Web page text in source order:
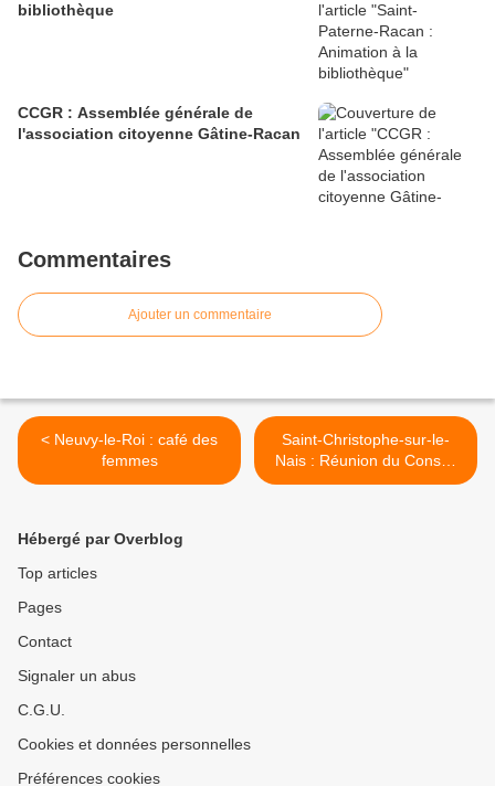
bibliothèque
CCGR : Assemblée générale de
l'association citoyenne Gâtine-Racan
Commentaires
Ajouter un commentaire
< Neuvy-le-Roi : café des
femmes
Saint-Christophe-sur-le-
Nais : Réunion du Conseil
Municipal >
Hébergé par Overblog
Top articles
Pages
Contact
Signaler un abus
C.G.U.
Cookies et données personnelles
Préférences cookies